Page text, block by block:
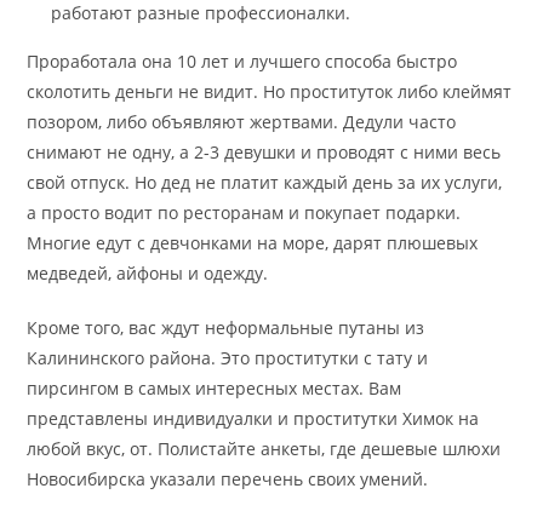
работают разные профессионалки.
Проработала она 10 лет и лучшего способа быстро
сколотить деньги не видит. Но проституток либо клеймят
позором, либо объявляют жертвами. Дедули часто
снимают не одну, а 2-3 девушки и проводят с ними весь
свой отпуск. Но дед не платит каждый день за их услуги,
а просто водит по ресторанам и покупает подарки.
Многие едут с девчонками на море, дарят плюшевых
медведей, айфоны и одежду.
Кроме того, вас ждут неформальные путаны из
Калининского района. Это проститутки с тату и
пирсингом в самых интересных местах. Вам
представлены индивидуалки и проститутки Химок на
любой вкус, от. Полистайте анкеты, где дешевые шлюхи
Новосибирска указали перечень своих умений.